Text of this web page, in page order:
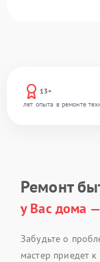
13+
лет опыта в ремонте
Ремонт
у Вас дома
Забудьте о
мастер приедет